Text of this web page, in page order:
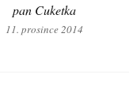
pan Cuketka
11. prosince 2014